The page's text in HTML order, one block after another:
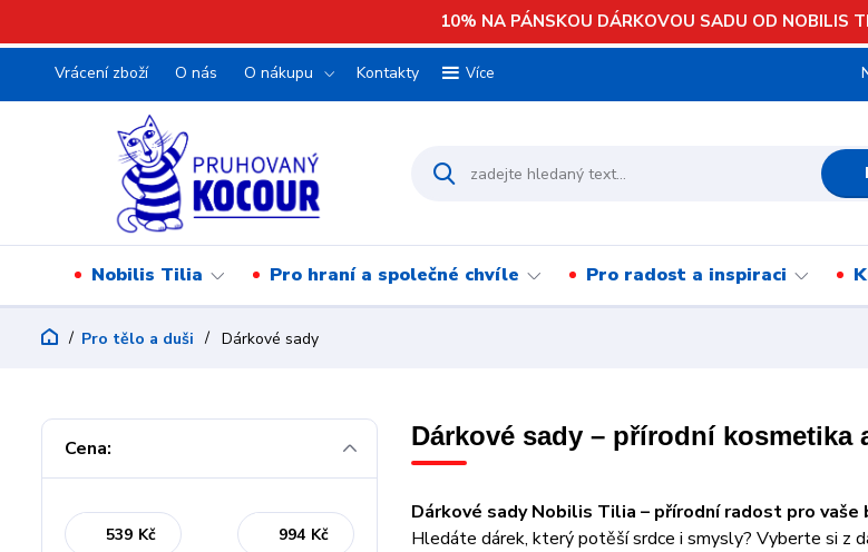
10% NA PÁNSKOU DÁRKOVOU SADU OD NOBILIS
Vrácení zboží O nás O nákupu Kontakty Více
Nobilis Tilia Pro hraní a společné chvíle Pro radost a inspiraci
Pro tělo a duši Dárkové sady
Dárkové sady – přírodní kosmetika
Dárkové sady Nobilis Tilia – přírodní radost pro vaše
Hledáte dárek, který potěší srdce i smysly? Vyberte si z
Cena:
Kč Kč